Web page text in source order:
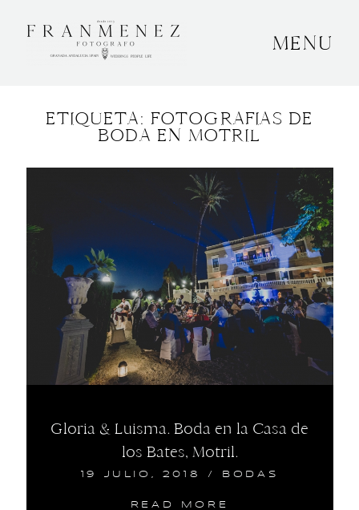
MENU
ETIQUETA: FOTOGRAFIAS DE
BODA EN MOTRIL
Gloria & Luisma. Boda en la Casa de
los Bates, Motril.
19 JULIO, 2018 / BODAS
READ MORE
SOBRE MÍ
CONTACTO
OTROS
GRANADA, ESPAÑA
+34 652592145